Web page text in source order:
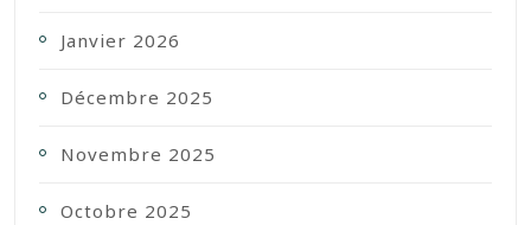
Janvier 2026
Décembre 2025
Novembre 2025
Octobre 2025